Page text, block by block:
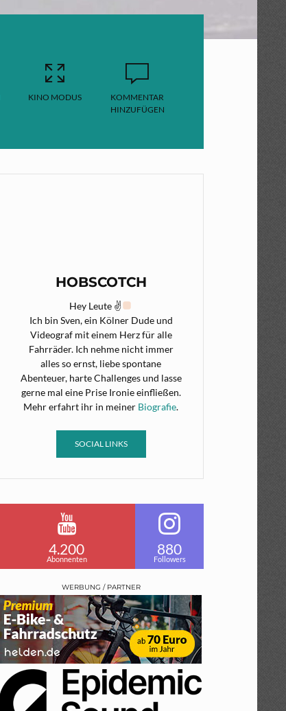
KINO MODUS
KOMMENTAR
HINZUFÜGEN
HOBSCOTCH
Hey Leute ✌
Ich bin Sven, ein Kölner Dude und
Videograf mit einem Herz für alle
Fahrräder. Ich nehme nicht immer
alles so ernst, liebe spontane
Abenteuer, harte Challenges und lasse
gerne mal eine Prise Ironie einfließen.
Mehr erfahrt ihr in meiner Biografie.
SOCIAL LINKS
4.200
Abonnenten
880
Followers
WERBUNG / PARTNER